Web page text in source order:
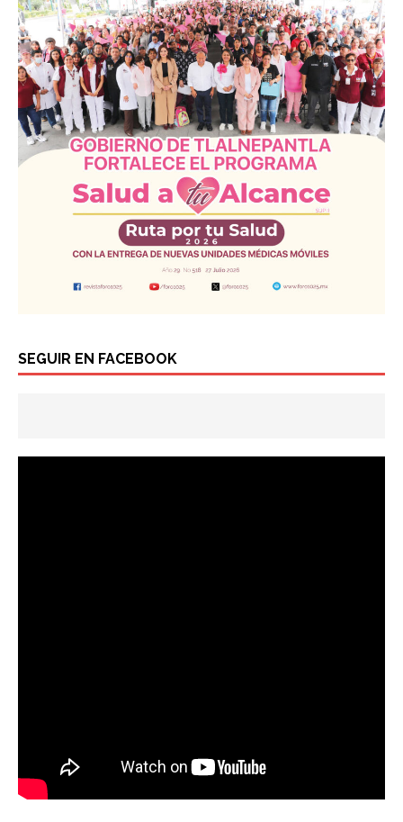
SEGUIR EN FACEBOOK